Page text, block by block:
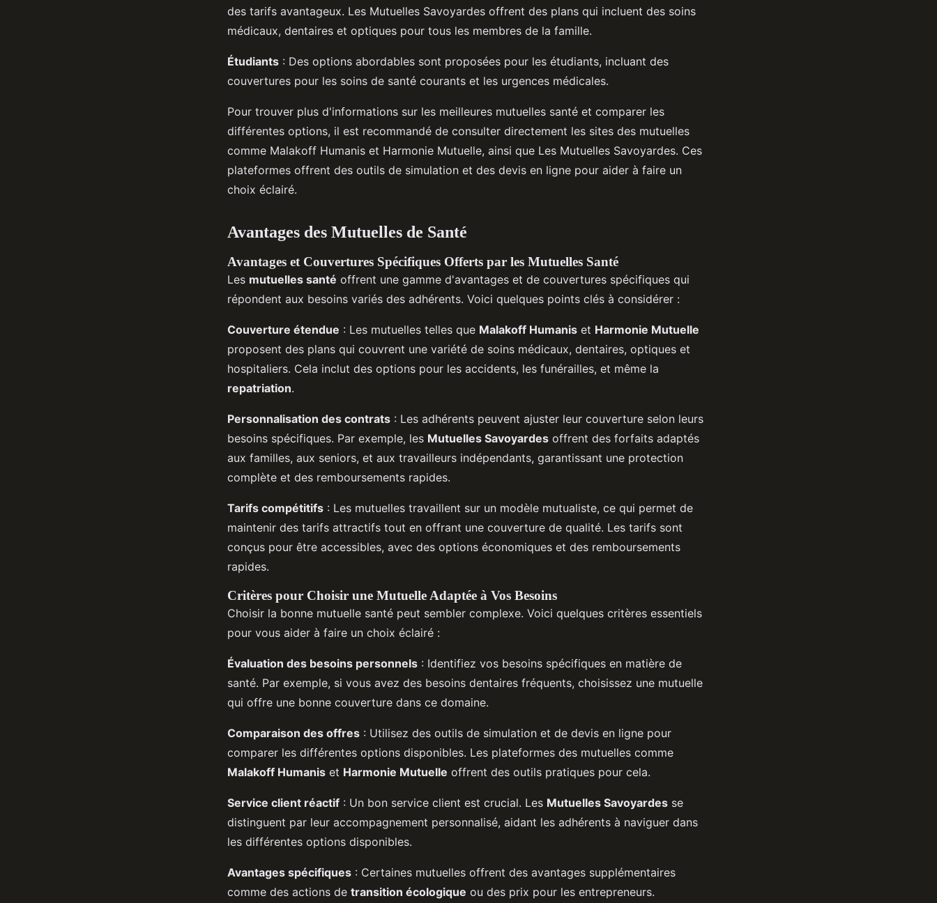
des tarifs avantageux. Les Mutuelles Savoyardes offrent des plans qui incluent des soins
médicaux, dentaires et optiques pour tous les membres de la famille.
Étudiants : Des options abordables sont proposées pour les étudiants, incluant des
couvertures pour les soins de santé courants et les urgences médicales.
Pour trouver plus d'informations sur les meilleures mutuelles santé et comparer les
différentes options, il est recommandé de consulter directement les sites des mutuelles
comme Malakoff Humanis et Harmonie Mutuelle, ainsi que Les Mutuelles Savoyardes. Ces
plateformes offrent des outils de simulation et des devis en ligne pour aider à faire un
choix éclairé.
Avantages des Mutuelles de Santé
Avantages et Couvertures Spécifiques Offerts par les Mutuelles Santé
Les mutuelles santé offrent une gamme d'avantages et de couvertures spécifiques qui
répondent aux besoins variés des adhérents. Voici quelques points clés à considérer :
Couverture étendue : Les mutuelles telles que Malakoff Humanis et Harmonie Mutuelle
proposent des plans qui couvrent une variété de soins médicaux, dentaires, optiques et
hospitaliers. Cela inclut des options pour les accidents, les funérailles, et même la
repatriation.
Personnalisation des contrats : Les adhérents peuvent ajuster leur couverture selon leurs
besoins spécifiques. Par exemple, les Mutuelles Savoyardes offrent des forfaits adaptés
aux familles, aux seniors, et aux travailleurs indépendants, garantissant une protection
complète et des remboursements rapides.
Tarifs compétitifs : Les mutuelles travaillent sur un modèle mutualiste, ce qui permet de
maintenir des tarifs attractifs tout en offrant une couverture de qualité. Les tarifs sont
conçus pour être accessibles, avec des options économiques et des remboursements
rapides.
Critères pour Choisir une Mutuelle Adaptée à Vos Besoins
Choisir la bonne mutuelle santé peut sembler complexe. Voici quelques critères essentiels
pour vous aider à faire un choix éclairé :
Évaluation des besoins personnels : Identifiez vos besoins spécifiques en matière de
santé. Par exemple, si vous avez des besoins dentaires fréquents, choisissez une mutuelle
qui offre une bonne couverture dans ce domaine.
Comparaison des offres : Utilisez des outils de simulation et de devis en ligne pour
comparer les différentes options disponibles. Les plateformes des mutuelles comme
Malakoff Humanis et Harmonie Mutuelle offrent des outils pratiques pour cela.
Service client réactif : Un bon service client est crucial. Les Mutuelles Savoyardes se
distinguent par leur accompagnement personnalisé, aidant les adhérents à naviguer dans
les différentes options disponibles.
Avantages spécifiques : Certaines mutuelles offrent des avantages supplémentaires
comme des actions de transition écologique ou des prix pour les entrepreneurs.